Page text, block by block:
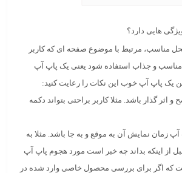
هایی دارد؟
مناسب، مرتبط با موضوع صفحه ای که کاربر
مناسب و جذاب استفاده شود یعنی یک پاپ آپ
یک پاپ آپ خوب این نکات را رعایت کنید:
گذار باشد. مثلا کاربر براحتی بتواند دکمه
آپ زمان نمایش آن به موقع و به جا باشد. مثلا به
از اینکه بداند چه خبر است مورد هجوم پاپ آپ
که اگر برای بررسی محصول خاصی وارد شده در